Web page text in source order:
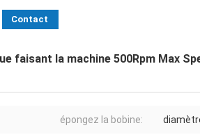
Contact
faisant la machine 500Rpm Max
épongez la bobine: